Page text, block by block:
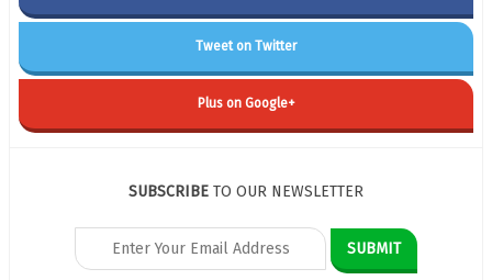
Tweet on Twitter
Plus on Google+
SUBSCRIBE TO OUR NEWSLETTER